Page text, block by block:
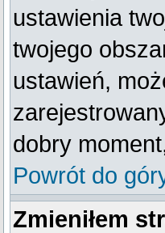
ustawienia
twojego
ustawień,
dobry
Powrót do
Zmieniłem